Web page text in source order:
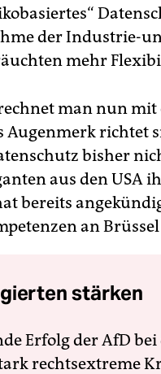
der Industrie-
mehr
man nun mit
Augenmerk richtet
bisher
aus den USA
bereits
an
stärken
Erfolg der AfD
rechtsextreme